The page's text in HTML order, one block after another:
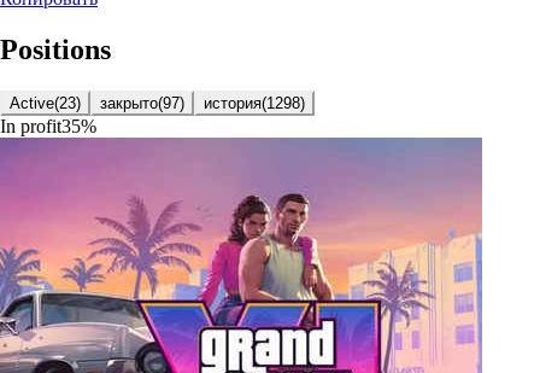
Positions
Active(23) закрыто(97) история(1298)
In profit35%